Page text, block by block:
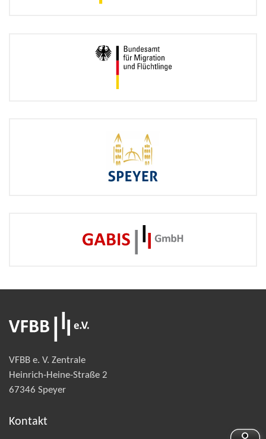
VFBB e. V. Zentrale
Heinrich-Heine-Straße 2
67346 Speyer
Kontakt